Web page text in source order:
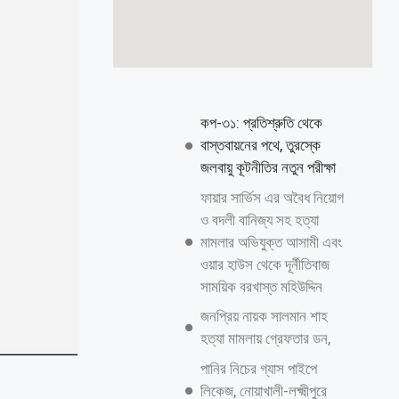
কপ-৩১: প্রতিশ্রুতি থেকে
বাস্তবায়নের পথে, তুরস্কে
জলবায়ু কূটনীতির নতুন পরীক্ষা
ফায়ার সার্ভিস এর অবৈধ নিয়োগ
ও বদলী বানিজ্য সহ হত্যা
মামলার অভিযুক্ত আসামী এবং
ওয়ার হাউস থেকে দূর্নীতিবাজ
সাময়িক বরখাস্ত মহিউদ্দিন
জনপ্রিয় নায়ক সালমান শাহ
হত্যা মামলায় গ্রেফতার ডন,
পানির নিচের গ্যাস পাইপে
লিকেজ, নোয়াখালী-লক্ষ্মীপুরে